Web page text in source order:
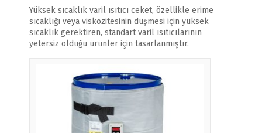
Yüksek sıcaklık varil ısıtıcı ceket, özellikle erime
sıcaklığı veya viskozitesinin düşmesi için yüksek
sıcaklık gerektiren, standart varil ısıtıcılarının
yetersiz olduğu ürünler için tasarlanmıştır.